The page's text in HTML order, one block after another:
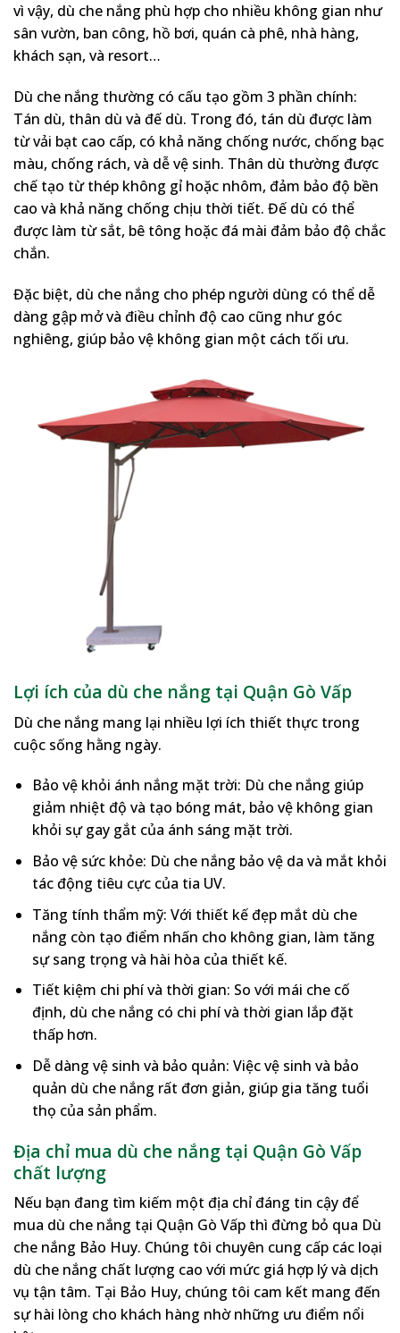
vì vậy, dù che nắng phù hợp cho nhiều không gian như
sân vườn, ban công, hồ bơi, quán cà phê, nhà hàng,
khách sạn, và resort…
Dù che nắng thường có cấu tạo gồm 3 phần chính:
Tán dù, thân dù và đế dù. Trong đó, tán dù được làm
từ vải bạt cao cấp, có khả năng chống nước, chống bạc
màu, chống rách, và dễ vệ sinh. Thân dù thường được
chế tạo từ thép không gỉ hoặc nhôm, đảm bảo độ bền
cao và khả năng chống chịu thời tiết. Đế dù có thể
được làm từ sắt, bê tông hoặc đá mài đảm bảo độ chắc
chắn.
Đặc biệt, dù che nắng cho phép người dùng có thể dễ
dàng gập mở và điều chỉnh độ cao cũng như góc
nghiêng, giúp bảo vệ không gian một cách tối ưu.
Lợi ích của dù che nắng tại Quận Gò Vấp
Dù che nắng mang lại nhiều lợi ích thiết thực trong
cuộc sống hằng ngày.
Bảo vệ khỏi ánh nắng mặt trời: Dù che nắng giúp
giảm nhiệt độ và tạo bóng mát, bảo vệ không gian
khỏi sự gay gắt của ánh sáng mặt trời.
Bảo vệ sức khỏe: Dù che nắng bảo vệ da và mắt khỏi
tác động tiêu cực của tia UV.
Tăng tính thẩm mỹ: Với thiết kế đẹp mắt dù che
nắng còn tạo điểm nhấn cho không gian, làm tăng
sự sang trọng và hài hòa của thiết kế.
Tiết kiệm chi phí và thời gian: So với mái che cố
định, dù che nắng có chi phí và thời gian lắp đặt
thấp hơn.
Dễ dàng vệ sinh và bảo quản: Việc vệ sinh và bảo
quản dù che nắng rất đơn giản, giúp gia tăng tuổi
thọ của sản phẩm.
Địa chỉ mua dù che nắng tại Quận Gò Vấp
chất lượng
Nếu bạn đang tìm kiếm một địa chỉ đáng tin cậy để
mua dù che nắng tại Quận Gò Vấp thì đừng bỏ qua Dù
che nắng Bảo Huy. Chúng tôi chuyên cung cấp các loại
dù che nắng chất lượng cao với mức giá hợp lý và dịch
vụ tận tâm. Tại Bảo Huy, chúng tôi cam kết mang đến
sự hài lòng cho khách hàng nhờ những ưu điểm nổi